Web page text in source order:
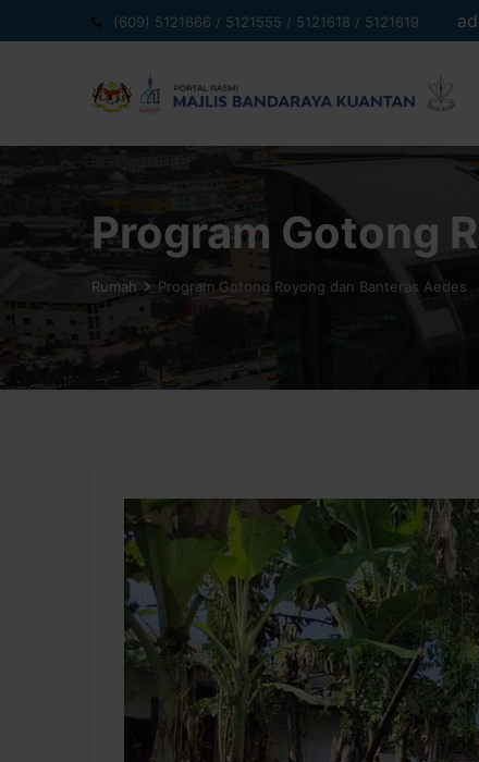
ke
(609) 5121666 / 5121555 / 5121618 / 5121619
Program Gotong
Rumah Program Gotong Royong dan Banteras Aedes